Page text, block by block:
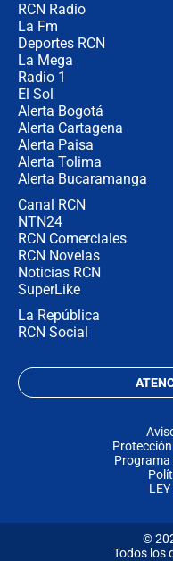
RCN Radio
La Fm
Deportes RCN
La Mega
Radio 1
El Sol
Alerta Bogotá
Alerta Cartagena
Alerta Paisa
Alerta Tolima
Alerta Bucaramanga
Canal RCN
NTN24
RCN Comerciales
RCN Novelas
Noticias RCN
SuperLike
La República
RCN Social
Programa
©
Todos los